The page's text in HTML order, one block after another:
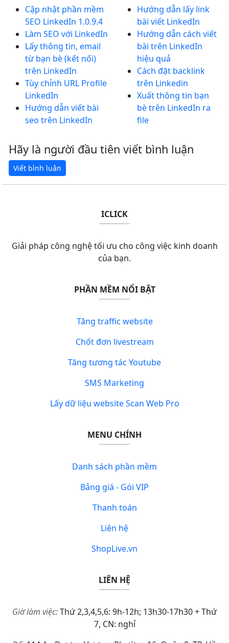
Cập nhật phần mềm
SEO LinkedIn 1.0.9.4
Làm SEO với LinkedIn
Lấy thông tin, email
từ bạn bè (kết nối)
trên LinkedIn
Tùy chỉnh URL Profile
LinkedIn
Hướng dẫn viết bài
seo trên LinkedIn
Hướng dẫn lấy link
bài viết LinkedIn
Hướng dẫn cách viết
bài trên LinkedIn
hiệu quả
Cách đặt backlink
trên Linkedin
Xuất thông tin bạn
bè trên LinkedIn ra
file
Hãy là người đầu tiên viết bình luận
ICLICK
Giải pháp công nghệ tối ưu cho công việc kinh doanh
của bạn.
PHẦN MỀM NỔI BẬT
Tăng traffic website
Chốt đơn livestream
Tăng tương tác Youtube
SMS Marketing
Lấy dữ liệu website Scan Web Pro
MENU CHÍNH
Danh sách phần mềm
Bảng giá - Gói VIP
Thanh toán
Liên hệ
ShopLive.vn
LIÊN HỆ
Giờ làm việc:Thứ 2,3,4,5,6: 9h-12h; 13h30-17h30 + Thứ
7, CN: nghỉ